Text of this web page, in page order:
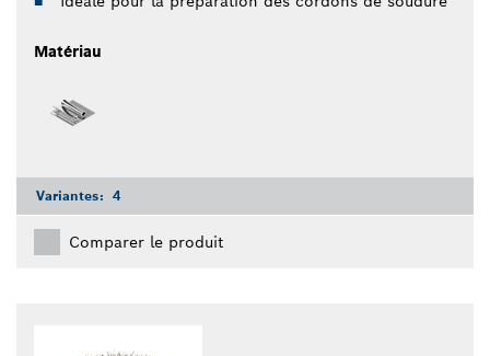
Matériau
Variantes: 4
Comparer le produit